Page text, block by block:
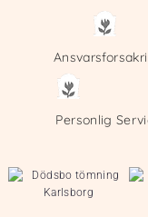
Personlig